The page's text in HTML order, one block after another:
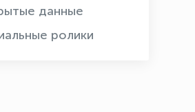
данные
ролики